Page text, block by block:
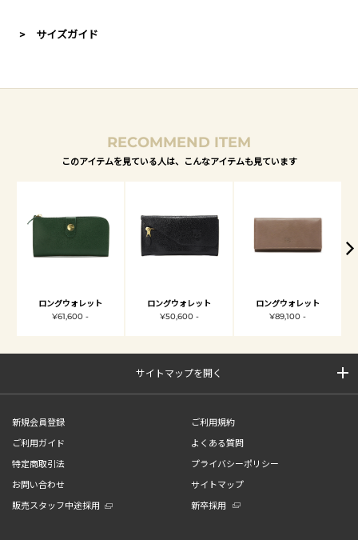
> サイズガイド
RECOMMEND ITEM
このアイテムを見ている人は、こんなアイテムも見ています
ロングウォレット
¥61,600 -
ロングウォレット
¥50,600 -
ロングウォレット
¥89,100 -
サイトマップを開く
新規会員登録
ご利用規約
ご利用ガイド
よくある質問
特定商取引法
プライバシーポリシー
お問い合わせ
サイトマップ
販売スタッフ中途採用
新卒採用